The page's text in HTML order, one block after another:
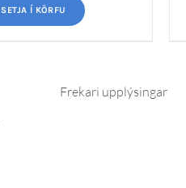
Frekari upplýsingar
SETJA Í KÖRFU